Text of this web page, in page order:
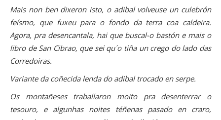
Mais non ben dixeron isto, o adibal volveuse un culebrón
feísmo, que fuxeu para o fondo da terra coa caldeira.
Agora, pra desencantala, hai que buscal-o bastón e mais o
libro de San Cibrao, que sei qu´o tiña un crego do lado das
Corredoiras.
Variante da coñecida lenda do adibal trocado en serpe.
Os montañeses traballaron moito pra desenterrar o
tesouro, e algunhas noites téñenas pasado en craro,